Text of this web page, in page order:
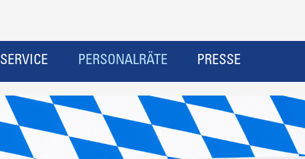
SERVICE PERSONALRÄTE PRESSE